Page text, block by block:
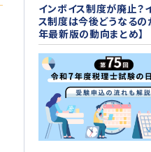
インボイス制度が廃止？
ス制度は今後どうなるの
年最新版の動向まとめ】